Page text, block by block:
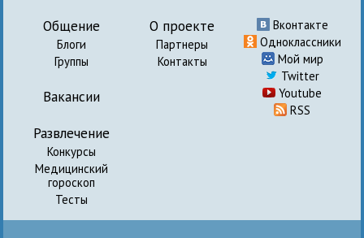
Общение
Блоги
Группы
Вакансии
Развлечение
Конкурсы
Медицинский
гороскоп
Тесты
О проекте
Партнеры
Контакты
Вконтакте
Одноклассники
Мой мир
Twitter
Youtube
RSS